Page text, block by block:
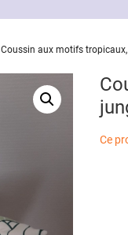
Coussin aux motifs
Ce